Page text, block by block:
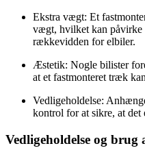
Ekstra vægt: Et
vægt, hvilket kan
rækkevidden for elbiler.
Æstetik: Nogle bilister
at et fastmonteret træk
Vedligeholdelse:
kontrol for at sikre, at
Vedligeholdelse og